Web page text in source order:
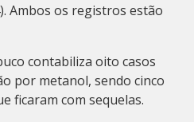
Ambos os registros estão
contabiliza oito casos
por metanol, sendo cinco
ficaram com sequelas.